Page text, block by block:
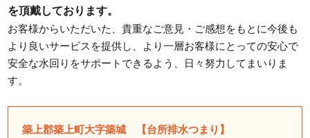
を頂戴しております。
お客様からいただいた、貴重なご意見・ご感想をもとに今後も
より良いサービスを提供し、より一層お客様にとっての安心で
安全な水回りをサポートできるよう、日々努力してまいりま
す。
築上郡築上町大字築城 【台所排水つまり】